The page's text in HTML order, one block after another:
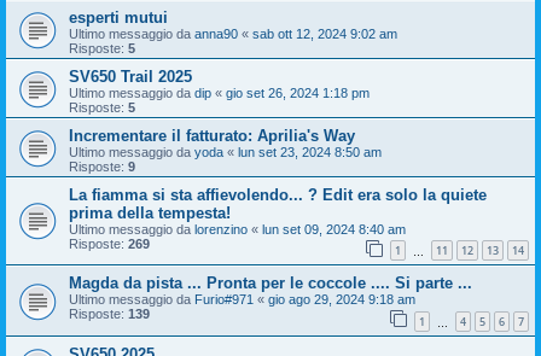
esperti mutui
Ultimo messaggio da anna90 « sab ott 12, 2024 9:02 am
Risposte: 5
SV650 Trail 2025
Ultimo messaggio da dip « gio set 26, 2024 1:18 pm
Risposte: 5
Incrementare il fatturato: Aprilia's Way
Ultimo messaggio da yoda « lun set 23, 2024 8:50 am
Risposte: 9
La fiamma si sta affievolendo... ? Edit era solo la quiete
prima della tempesta!
Ultimo messaggio da lorenzino « lun set 09, 2024 8:40 am
Risposte: 269 1 11 12 13 14
Magda da pista ... Pronta per le coccole .... Si parte ...
Ultimo messaggio da Furio#971 « gio ago 29, 2024 9:18 am
Risposte: 139 1 4 5 6 7